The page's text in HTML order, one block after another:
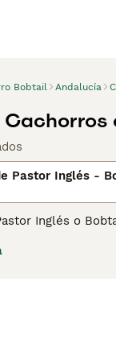
Bobtail Andalucía
Pastor Inglés -
Inglés o
leales, amables y